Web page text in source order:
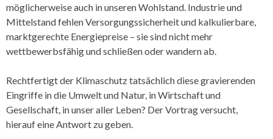
möglicherweise auch in unseren Wohlstand. Industrie und
Mittelstand fehlen Versorgungssicherheit und kalkulierbare,
marktgerechte Energiepreise – sie sind nicht mehr
wettbewerbsfähig und schließen oder wandern ab.
Rechtfertigt der Klimaschutz tatsächlich diese gravierenden
Eingriffe in die Umwelt und Natur, in Wirtschaft und
Gesellschaft, in unser aller Leben? Der Vortrag versucht,
hierauf eine Antwort zu geben.